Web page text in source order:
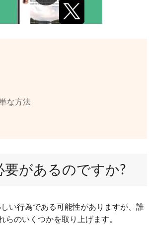
な方法
があるのですか?
い行為である可能性がありますが、誰
のいくつかを取り上げます。